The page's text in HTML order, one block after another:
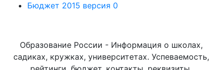
Бюджет 2015 версия 0
Образование России - Информация о школах,
садиках, кружках, университетах. Успеваемость,